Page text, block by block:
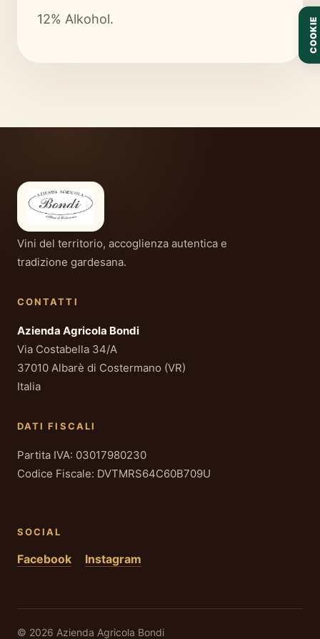
12% Alkohol.
Vini del territorio, accoglienza autentica e
tradizione gardesana.
CONTATTI
Azienda Agricola Bondi
Via Costabella 34/A
37010 Albarè di Costermano (VR)
Italia
DATI FISCALI
Partita IVA: 03017980230
Codice Fiscale: DVTMRS64C60B709U
SOCIAL
Facebook Instagram
© 2026 Azienda Agricola Bondi
COOKIE